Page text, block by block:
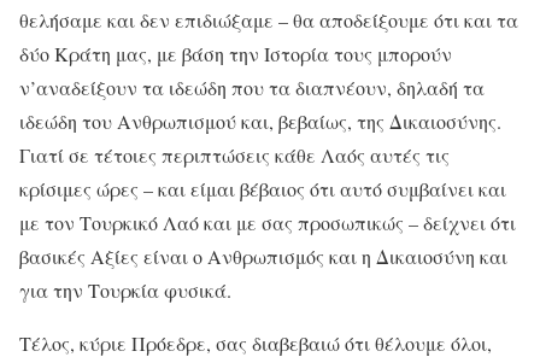
θελήσαμε και δεν επιδιώξαμε – θα αποδείξουμε ότι και τα
δύο Κράτη μας, με βάση την Ιστορία τους μπορούν
ν’αναδείξουν τα ιδεώδη που τα διαπνέουν, δηλαδή τα
ιδεώδη του Ανθρωπισμού και, βεβαίως, της Δικαιοσύνης.
Γιατί σε τέτοιες περιπτώσεις κάθε Λαός αυτές τις
κρίσιμες ώρες – και είμαι βέβαιος ότι αυτό συμβαίνει και
με τον Τουρκικό Λαό και με σας προσωπικώς – δείχνει ότι
βασικές Αξίες είναι ο Ανθρωπισμός και η Δικαιοσύνη και
για την Τουρκία φυσικά.
Τέλος, κύριε Πρόεδρε, σας διαβεβαιώ ότι θέλουμε όλοι,